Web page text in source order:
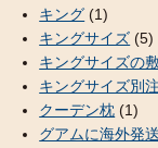
キング (1)
キングサイズ (5)
キングサイズの
キングサイズ別注
クーデン枕 (1)
グアムに海外発送